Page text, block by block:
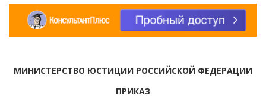
МИНИСТЕРСТВО ЮСТИЦИИ РОССИЙСКОЙ ФЕДЕРАЦИИ
ПРИКАЗ